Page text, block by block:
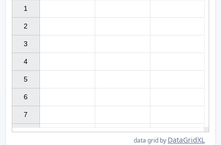
data grid by DataGridXL
1
2
3
4
5
6
7